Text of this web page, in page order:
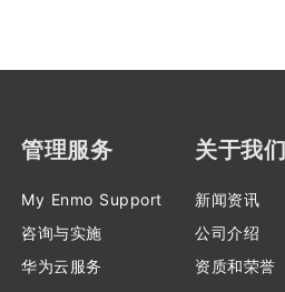
管理服务
My Enmo Support
咨询与实施
华为云服务
关于我们
新闻资讯
公司介绍
资质和荣誉